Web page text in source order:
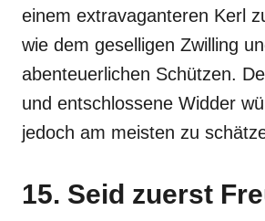
einem extravaganteren Kerl
wie dem geselligen Zwilling
abenteuerlichen Schützen.
und entschlossene Widder
jedoch am meisten zu
15. Seid zuerst